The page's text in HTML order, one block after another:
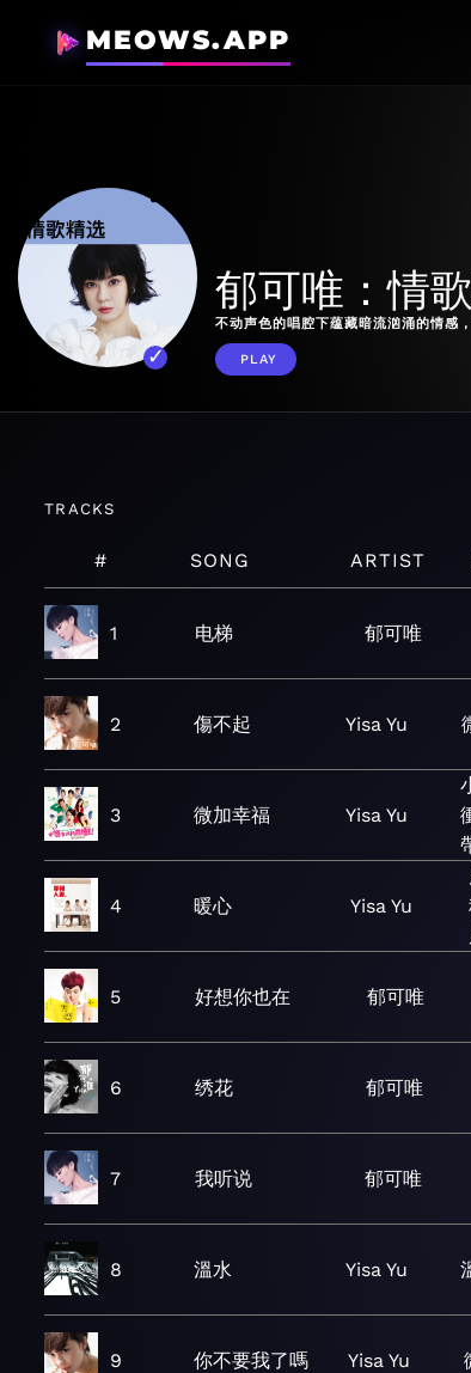
MEOWS.APP
郁可唯：情
不动声色的唱腔下蕴藏暗流汹涌的情感
PLAY
TRACKS
# SONG ARTIST
1 电梯 郁可唯
2 傷不起 Yisa Yu
3 微加幸福 Yisa Yu
4 暖心 Yisa Yu
5 好想你也在 郁可唯
6 绣花 郁可唯
7 我听说 郁可唯
8 溫水 Yisa Yu
9 你不要我了嗎 Yisa Yu